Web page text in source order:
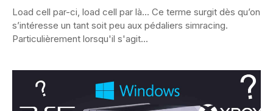
Load cell par-ci, load cell par là... Ce terme surgit dès qu’on
s’intéresse un tant soit peu aux pédaliers simracing.
Particulièrement lorsqu'il s'agit...